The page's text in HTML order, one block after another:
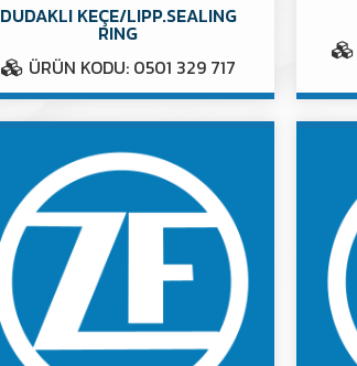
DUDAKLI KEÇE/LIPP.SEALING
RING
ÜRÜN KODU: 0501 329 717